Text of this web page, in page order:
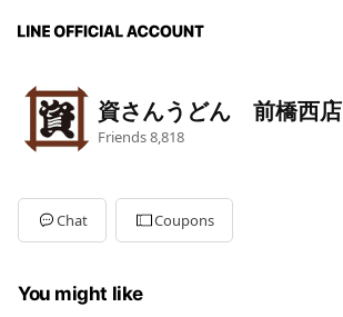
資さんうどん 前橋西店
Friends8,818
Chat Coupons
You might like